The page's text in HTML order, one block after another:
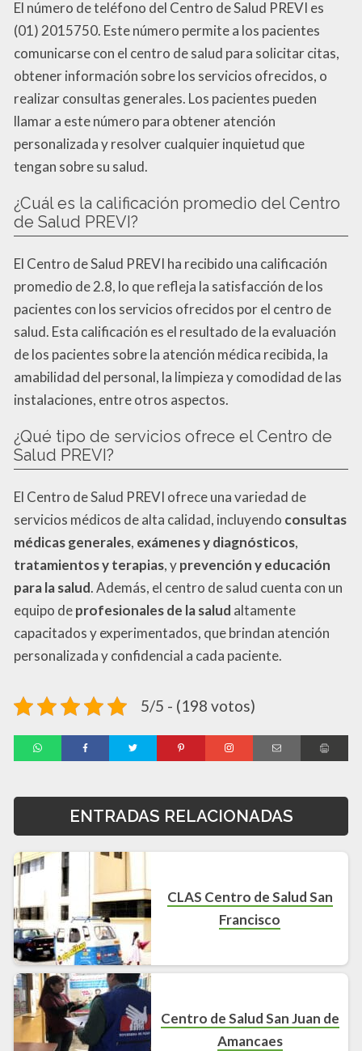
El número de teléfono del Centro de Salud PREVI es
(01) 2015750. Este número permite a los pacientes
comunicarse con el centro de salud para solicitar citas,
obtener información sobre los servicios ofrecidos, o
realizar consultas generales. Los pacientes pueden
llamar a este número para obtener atención
personalizada y resolver cualquier inquietud que
tengan sobre su salud.
¿Cuál es la calificación promedio del Centro
de Salud PREVI?
El Centro de Salud PREVI ha recibido una calificación
promedio de 2.8, lo que refleja la satisfacción de los
pacientes con los servicios ofrecidos por el centro de
salud. Esta calificación es el resultado de la evaluación
de los pacientes sobre la atención médica recibida, la
amabilidad del personal, la limpieza y comodidad de las
instalaciones, entre otros aspectos.
¿Qué tipo de servicios ofrece el Centro de
Salud PREVI?
El Centro de Salud PREVI ofrece una variedad de
servicios médicos de alta calidad, incluyendo consultas
médicas generales, exámenes y diagnósticos,
tratamientos y terapias, yprevención y educación
para la salud. Además, el centro de salud cuenta con un
equipo deprofesionales de la salud altamente
capacitados y experimentados, que brindan atención
personalizada y confidencial a cada paciente.
5/5 - (198 votos)
ENTRADAS RELACIONADAS
CLAS Centro de Salud San
Francisco
Centro de Salud San Juan de
Amancaes